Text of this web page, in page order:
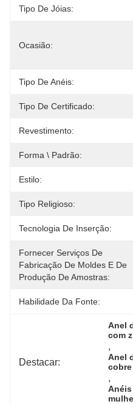
Tipo De Jóias:
Ocasião:
Tipo De Anéis:
Tipo De Certificado:
Revestimento:
Forma \ Padrão:
Estilo:
Tipo Religioso:
Tecnologia De Inserção:
Fornecer Serviços De
Fabricação De Moldes E De
Produção De Amostras:
Habilidade Da Fonte:
Destacar:
Anel
com
,
Anel
cobre
,